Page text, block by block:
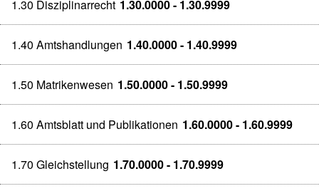
1.30 Disziplinarrecht 1.30.0000 - 1.30.9999
1.40 Amtshandlungen 1.40.0000 - 1.40.9999
1.50 Matrikenwesen 1.50.0000 - 1.50.9999
1.60 Amtsblatt und Publikationen 1.60.0000 - 1.60.9999
1.70 Gleichstellung 1.70.0000 - 1.70.9999